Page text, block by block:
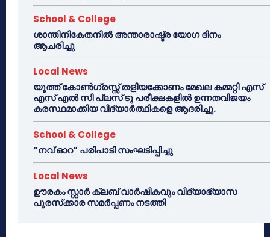
School & College
ശാന്തിനികേതനിൽ അന്താരാഷ്ട്ര യോഗ ദിനം
ആചരിച്ചു
Local News
യൂത്ത് കോൺഗ്രസ്സ് തളിയക്കോണം മേഖല കമ്മറ്റി എസ്
എസ് എൽ സി പ്ലസ് ടു പരീക്ഷകളിൽ ഉന്നതവിജയം
കരസ്ഥമാക്കിയ വിദ്യാർത്ഥികളെ ആദരിച്ചു.
School & College
“നവ് ഓറ” പരിപാടി സംഘടിപ്പിച്ചു
Local News
ഊരകം സ്റ്റാർ ക്ലബ് വാർഷികവും വിദ്യാഭ്യാസ
പുരസ്‌ക്കാര സമർപ്പണം നടത്തി